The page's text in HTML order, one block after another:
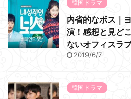
韓国ドラマ
内省的なボス｜
演！感想と見ど
ないオフィスラ
2019/6/7
韓国ドラマ